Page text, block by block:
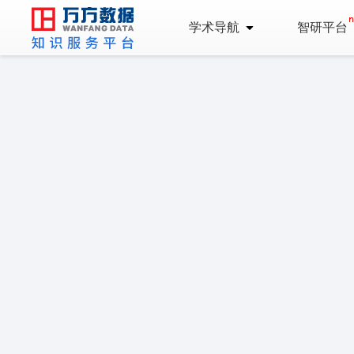
学术导航 智研平台